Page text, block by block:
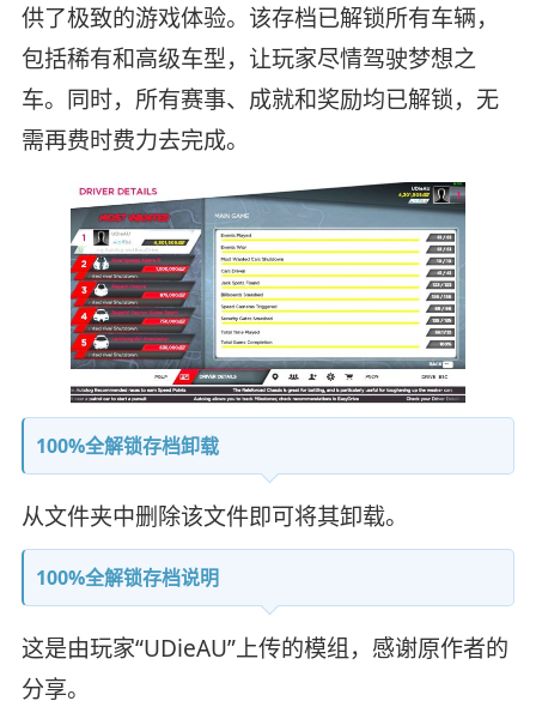
供了极致的游戏体验。该存档已解锁所有车辆，
包括稀有和高级车型，让玩家尽情驾驶梦想之
车。同时，所有赛事、成就和奖励均已解锁，无
需再费时费力去完成。
100%全解锁存档卸载
从文件夹中删除该文件即可将其卸载。
100%全解锁存档说明
这是由玩家“UDieAU”上传的模组，感谢原作者的
分享。